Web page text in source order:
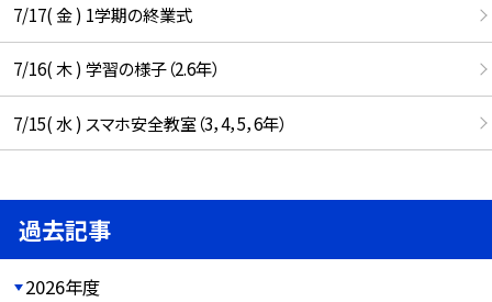
7/17( 金 ) 1学期の終業式
7/16( 木 ) 学習の様子（2.6年）
7/15( 水 ) スマホ安全教室（3，4，5，6年）
過去記事
2026年度